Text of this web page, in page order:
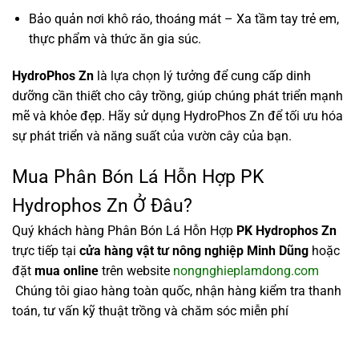
Bảo quản nơi khô ráo, thoáng mát – Xa tầm tay trẻ em,
thực phẩm và thức ăn gia súc.
HydroPhos Zn là lựa chọn lý tưởng để cung cấp dinh
dưỡng cần thiết cho cây trồng, giúp chúng phát triển mạnh
mẽ và khỏe đẹp. Hãy sử dụng HydroPhos Zn để tối ưu hóa
sự phát triển và năng suất của vườn cây của bạn.
Mua Phân Bón Lá Hỗn Hợp PK
Hydrophos Zn Ở Đâu?
Quý khách hàng Phân Bón Lá Hỗn Hợp PK Hydrophos Zn
trực tiếp tại cửa hàng vật tư nông nghiệp Minh Dũng hoặc
đặt mua online trên website nongnghieplamdong.com
Chúng tôi giao hàng toàn quốc, nhận hàng kiểm tra thanh
toán, tư vấn kỹ thuật trồng và chăm sóc miễn phí